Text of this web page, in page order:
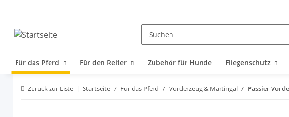
Für das Pferd Für den Reiter Zubehör für Hunde Fliegenschutz
Zurück zur Liste Startseite Für das Pferd Vorderzeug & Martingal Passier